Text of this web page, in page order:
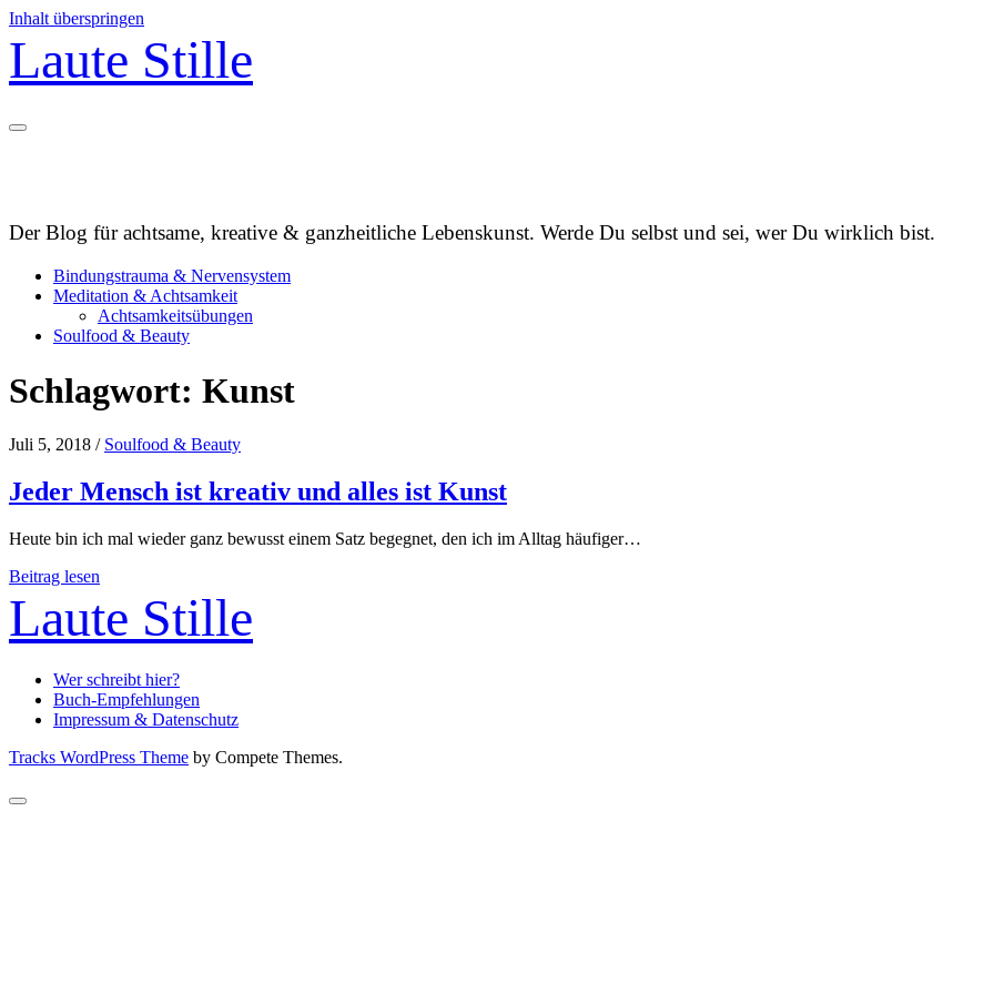
Inhalt überspringen
Laute Stille
Der Blog für achtsame, kreative & ganzheitliche Lebenskunst. Werde Du selbst und sei, wer Du wirklich bist.
Bindungstrauma & Nervensystem
Meditation & Achtsamkeit
Achtsamkeitsübungen
Soulfood & Beauty
Schlagwort: Kunst
Juli 5, 2018 / Soulfood & Beauty
Jeder Mensch ist kreativ und alles ist Kunst
Heute bin ich mal wieder ganz bewusst einem Satz begegnet, den ich im Alltag häufiger…
Beitrag lesen
ist
kreativ
alles
ist
Kunst
Laute Stille
Wer schreibt hier?
Buch-Empfehlungen
Impressum & Datenschutz
Tracks WordPress Theme by Compete Themes.